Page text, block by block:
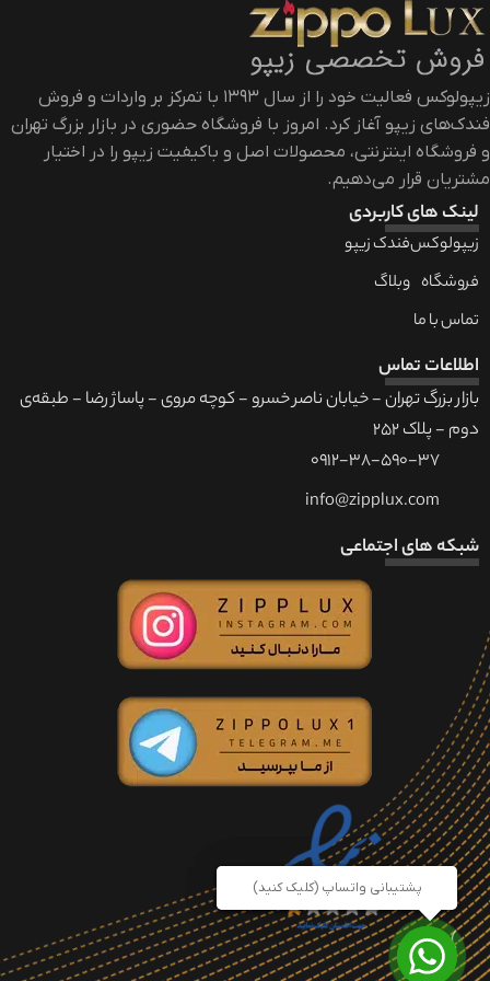
زیپولوکس فعالیت خود را از سال ۱۳۹۳ با تمرکز بر واردات و فروش
فندک‌های زیپو آغاز کرد. امروز با فروشگاه حضوری در بازار بزرگ تهران
و فروشگاه اینترنتی، محصولات اصل و باکیفیت زیپو را در اختیار
مشتریان قرار می‌دهیم.
لینک های کاربردی
زیپولوکس
فروشگاه
تماس با ما
فندک زیپو
وبلاگ
اطلاعات تماس
بازار بزرگ تهران - خیابان ناصر خسرو - کوچه مروی - پاساژ رضا - طبقه‌ی
دوم - پلاک 252
0912-38-590-37
info@zipplux.com
شبکه های اجتماعی
پشتیبانی واتساپ (کلیک کنید)
پشتیبانی واتساپ (کلیک کنید)
)